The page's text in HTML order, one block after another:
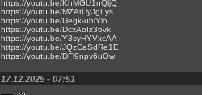
https://youtu.be/KhMGU1nQljQ
https://youtu.be/MZAtUyJgLys
https://youtu.be/Uegk-ubiYio
https://youtu.be/DcxAoIz36vk
https://youtu.be/Y3syHYVxcAA
https://youtu.be/JQzCaSdRe1E
https://youtu.be/DFl9npv6uOw
17.12.2025 - 07:51